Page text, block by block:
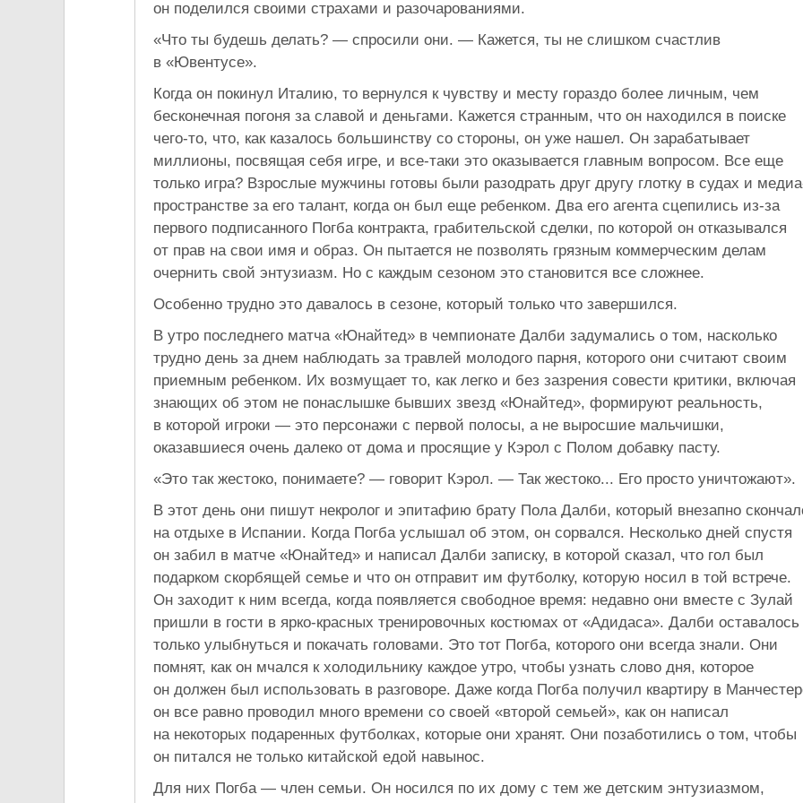
он поделился своими страхами и разочарованиями.
«Что ты будешь делать? — спросили они. — Кажется, ты не слишком счастлив
в «Ювентусе».
Когда он покинул Италию, то вернулся к чувству и месту гораздо более личным, чем
бесконечная погоня за славой и деньгами. Кажется странным, что он находился в поиске
чего-то, что, как казалось большинству со стороны, он уже нашел. Он зарабатывает
миллионы, посвящая себя игре, и все-таки это оказывается главным вопросом. Все еще
только игра? Взрослые мужчины готовы были разодрать друг другу глотку в судах и
пространстве за его талант, когда он был еще ребенком. Два его агента сцепились из-за
первого подписанного Погба контракта, грабительской сделки, по которой он отказывался
от прав на свои имя и образ. Он пытается не позволять грязным коммерческим делам
очернить свой энтузиазм. Но с каждым сезоном это становится все сложнее.
Особенно трудно это давалось в сезоне, который только что завершился.
В утро последнего матча «Юнайтед» в чемпионате Далби задумались о том, насколько
трудно день за днем наблюдать за травлей молодого парня, которого они считают своим
приемным ребенком. Их возмущает то, как легко и без зазрения совести критики, включая
знающих об этом не понаслышке бывших звезд «Юнайтед», формируют реальность,
в которой игроки — это персонажи с первой полосы, а не выросшие мальчишки,
оказавшиеся очень далеко от дома и просящие у Кэрол с Полом добавку пасту.
«Это так жестоко, понимаете? — говорит Кэрол. — Так жестоко... Его просто уничтожают».
В этот день они пишут некролог и эпитафию брату Пола Далби, который внезапно
на отдыхе в Испании. Когда Погба услышал об этом, он сорвался. Несколько дней спустя
он забил в матче «Юнайтед» и написал Далби записку, в которой сказал, что гол был
подарком скорбящей семье и что он отправит им футболку, которую носил в той встрече.
Он заходит к ним всегда, когда появляется свободное время: недавно они вместе с Зулай
пришли в гости в ярко-красных тренировочных костюмах от «Адидаса». Далби оставалось
только улыбнуться и покачать головами. Это тот Погба, которого они всегда знали. Они
помнят, как он мчался к холодильнику каждое утро, чтобы узнать слово дня, которое
он должен был использовать в разговоре. Даже когда Погба получил квартиру в
он все равно проводил много времени со своей «второй семьей», как он написал
на некоторых подаренных футболках, которые они хранят. Они позаботились о том, чтобы
он питался не только китайской едой навынос.
Для них Погба — член семьи. Он носился по их дому с тем же детским энтузиазмом,